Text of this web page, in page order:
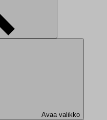
Avaa valikko